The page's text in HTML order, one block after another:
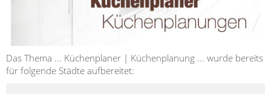
Das Thema ... Küchenplaner | Küchenplanung ... wurde bereits
für folgende Städte aufbereitet: